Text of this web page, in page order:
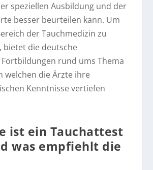
speziellen Ausbildung und der
besser beurteilen kann. Um
der Tauchmedizin zu
bietet die deutsche
rund ums Thema
welchen die Ärzte ihre
Kenntnisse vertiefen
ist ein Tauchattest
was empfiehlt die